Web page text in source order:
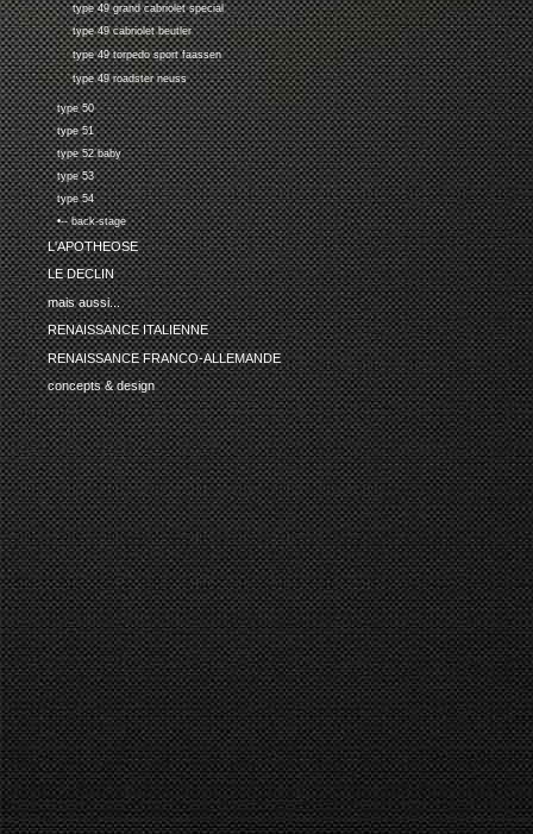
type 49 grand cabriolet special
type 49 cabriolet beutler
type 49 torpedo sport faassen
type 49 roadster neuss
type 50
type 51
type 52 baby
type 53
type 54
•-- back-stage
L'APOTHEOSE
LE DECLIN
mais aussi...
RENAISSANCE ITALIENNE
RENAISSANCE FRANCO-ALLEMANDE
concepts & design